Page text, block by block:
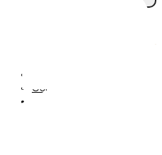
Contacta-nos